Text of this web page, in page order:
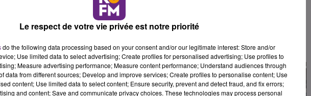
remettra officiellement les cl�s des locaux et des 12
Le respect de votre vie privée est notre priorité
do the following data processing based on your consent and/or our legitimate interest: Store and/or
Use limited data to select advertising; Create profiles for personalised advertising; Use profiles to
Measure advertising performance; Measure content performance; Understand audiences through
data from different sources; Develop and improve services; Create profiles to personalise content; Use
content; Use limited data to select content; Ensure security, prevent and detect fraud, and fix errors;
and content; Save and communicate privacy choices. These technologies may process personal